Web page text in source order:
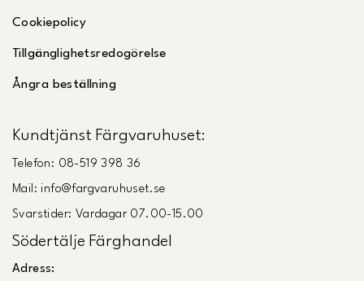
Cookiepolicy
Tillgänglighetsredogörelse
Ångra beställning
Kundtjänst Färgvaruhuset:
Telefon: 08-519 398 36
Mail: info@fargvaruhuset.se
Svarstider: Vardagar 07.00-15.00
Södertälje Färghandel
Adress: